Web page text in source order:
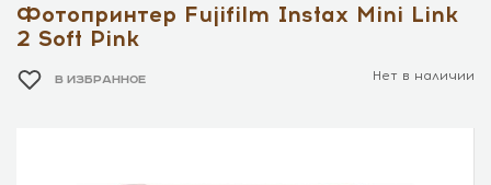
Фотопринтер Fujifilm Instax Mini Link
2 Soft Pink
В ИЗБРАННОЕ Нет в наличии